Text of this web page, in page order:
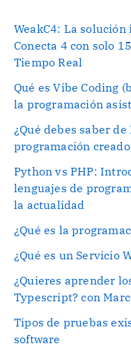
WeakC4: La
Conecta 4 con solo
Tiempo Real
Qué es Vibe Coding
la programación
¿Qué debes saber
programación
Python vs PHP:
lenguajes de
la actualidad
¿Qué es la
¿Qué es un Servicio
¿Quieres aprender
Typescript? con
Tipos de pruebas
software